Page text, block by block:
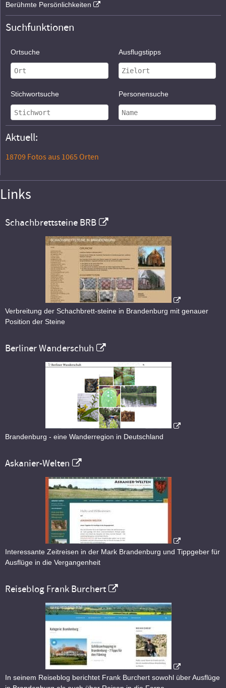
Berühmte Persönlichkeiten
Suchfunktionen
Ortsuche Ausflugstipps
Stichwortsuche Personensuche
Aktuell:
18709 Fotos aus 1065 Orten
Links
Schachbrettsteine BRB
Verbreitung der Schachbrett-steine in Brandenburg mit genauer
Position der Steine
Berliner Wanderschuh
Brandenburg - eine Wanderregion in Deutschland
Askanier-Welten
Interessante Zeitreisen in der Mark Brandenburg und Tippgeber für
Ausflüge in die Vergangenheit
Reiseblog Frank Burchert
In seinem Reiseblog berichtet Frank Burchert sowohl über Ausflüge